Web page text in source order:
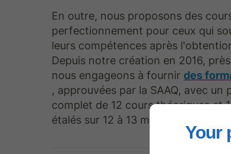
Your
En outre, nous proposons des
perfectionnement pour ceux qui
leurs compétences après
Depuis notre création en 2016,
nous engageons à fournir des
, approuvées par la SAAQ, avec un
complet de 12 cours théoriques et
étalés sur 12 à 13 mois.